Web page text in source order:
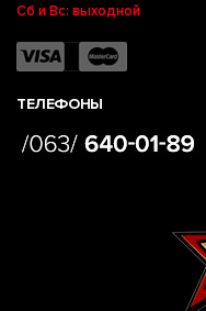
Сб и Вс: выходной
ТЕЛЕФОНЫ